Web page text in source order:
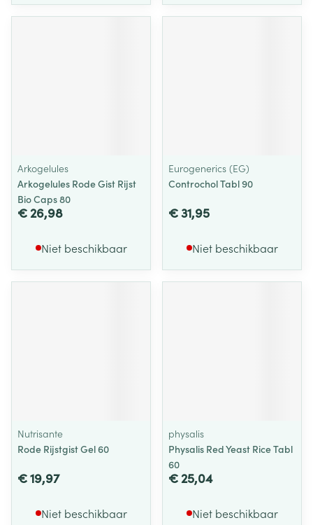
Arkogelules
Arkogelules Rode Gist Rijst
Bio Caps 80
€ 26,98
Niet beschikbaar
Eurogenerics (EG)
Controchol Tabl 90
€ 31,95
Niet beschikbaar
Nutrisante
Rode Rijstgist Gel 60
€ 19,97
Niet beschikbaar
physalis
Physalis Red Yeast Rice Tabl
60
€ 25,04
Niet beschikbaar